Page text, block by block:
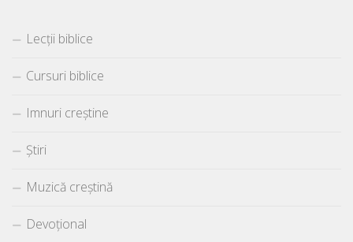
Lecții biblice
Cursuri biblice
Imnuri creștine
Știri
Muzică creștină
Devoțional